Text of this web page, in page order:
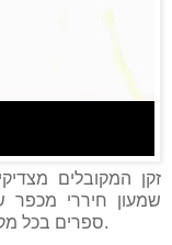
זקן המקובלים
שמעון חיררי
ספרים בכל מקצועות התורה הלך לעולמו הבוקר יום שלישי.